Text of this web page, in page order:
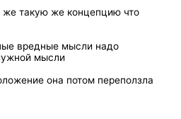
же такую же концепцию что
вредные мысли надо
мысли
она потом переползла